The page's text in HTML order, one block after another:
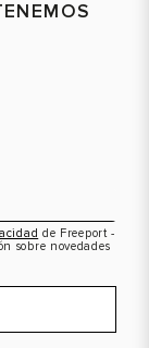
de Freeport -
sobre novedades